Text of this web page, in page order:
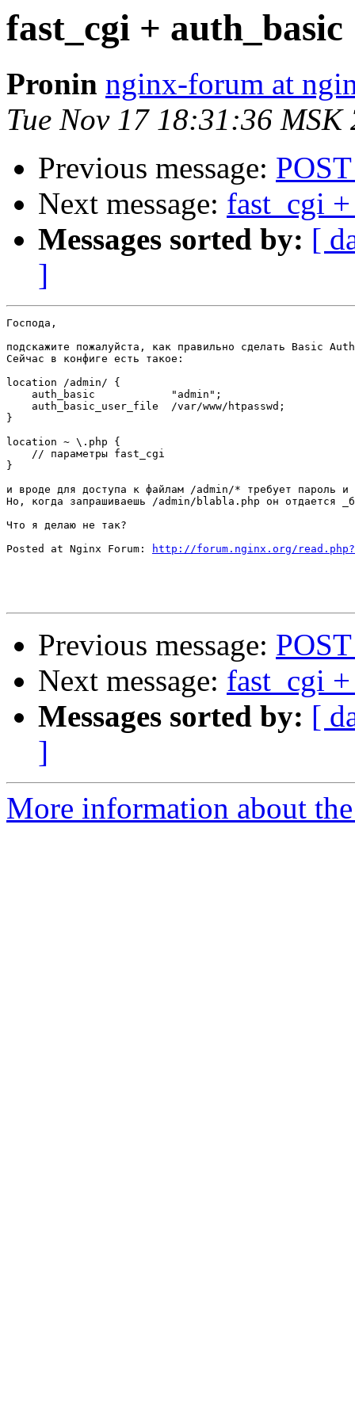
fast_cgi + auth_basic
Pronin nginx-forum at
Tue Nov 17 18:31:36 MSK
Previous message:
Next message: fast_cgi
Messages sorted by: [
]
Господа,
подскажите пожалуйста, как правильно сделать Basic
Сейчас в конфиге есть такое:
location /admin/ {
    auth_basic            "admin";
    auth_basic_user_file  /var/www/htpasswd;
}
location ~ \.php {
    // параметры fast_cgi
}
и вроде для доступа к файлам /admin/* требует пароль
Но, когда запрашиваешь /admin/blabla.php он отдается
Что я делаю не так?
Posted at Nginx Forum:
http://forum.nginx.org/
Previous message:
Next message: fast_cgi
Messages sorted by: [
]
More information about